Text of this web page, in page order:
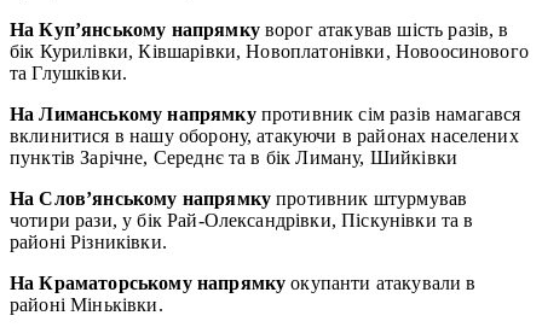
На Куп’янському напрямкуворог атакував шість разів, в
бік Курилівки, Ківшарівки, Новоплатонівки, Новоосинового
та Глушківки.
На Лиманському напрямкупротивник сім разів намагався
вклинитися в нашу оборону, атакуючи в районах населених
пунктів Зарічне, Середнє та в бік Лиману, Шийківки
На Слов’янському напрямку противник штурмував
чотири рази, у бік Рай-Олександрівки, Піскунівки та в
районі Різниківки.
На Краматорському напрямку окупанти атакували в
районі Міньківки.